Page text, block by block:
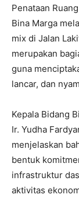
Penataan
Bina Marga
mix di Jalan
merupakan
guna
lancar, dan
Kepala Bidang
Ir. Yudha
menjelaskan
bentuk
infrastruktur
aktivitas